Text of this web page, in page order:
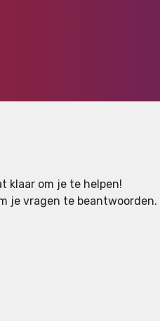
klaar om je te helpen!
je vragen te beantwoorden.